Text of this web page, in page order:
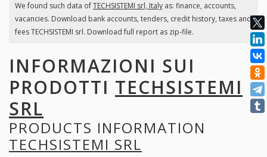
We found such data ofTECHSISTEMI srl, Italyas: finance, accounts,
vacancies. Download bank accounts, tenders, credit history, taxes and
fees TECHSISTEMI srl. Download full report as zip-file.
INFORMAZIONI SUI
PRODOTTI TECHSISTEMI
SRL
PRODUCTS INFORMATION
TECHSISTEMI SRL